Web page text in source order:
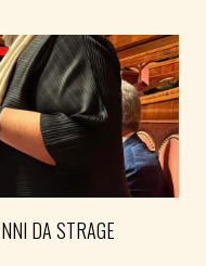
DA STRAGE